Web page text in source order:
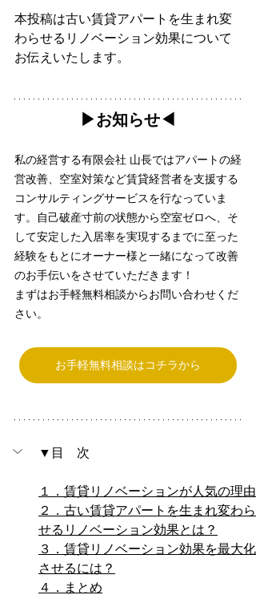
本投稿は古い賃貸アパートを生まれ変
わらせるリノベーション効果について
お伝えいたします。
▶︎お知らせ◀︎
私の経営する有限会社 山長ではアパートの経
営改善、空室対策など賃貸経営者を支援する
コンサルティングサービスを行なっていま
す。自己破産寸前の状態から空室ゼロへ、そ
して安定した入居率を実現するまでに至った
経験をもとにオーナー様と一緒になって改善
のお手伝いをさせていただきます！
まずはお手軽無料相談からお問い合わせくだ
さい。
お手軽無料相談はコチラから
▼目　次
１．賃貸リノベーションが人気の理由
２．古い賃貸アパートを生まれ変わら
せるリノベーション効果とは？
３．賃貸リノベーション効果を最大化
させるには？
４．まとめ